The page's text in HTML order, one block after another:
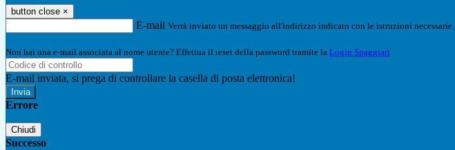
button close ×
E-mail Verrà inviato un messaggio all'indirizzo indicato con le istruzioni necessarie.
Non hai una e-mail associata al nome utente? Effettua il reset della password tramite la Login Spaggiari
E-mail inviata, si prega di controllare la casella di posta elettronica!
Errore
Chiudi
Successo